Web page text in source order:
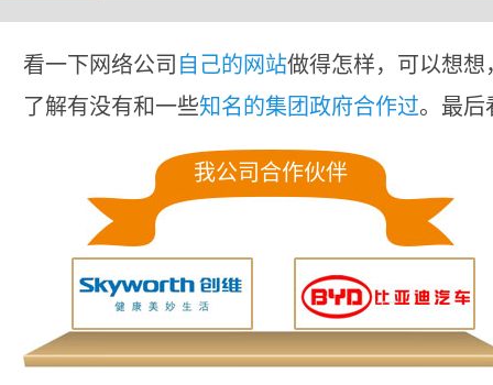
看一下网络公司 自己的网站做得怎样，可以想
了解有没有和一些知名的集团政府合作过。最后
我公司合作伙伴